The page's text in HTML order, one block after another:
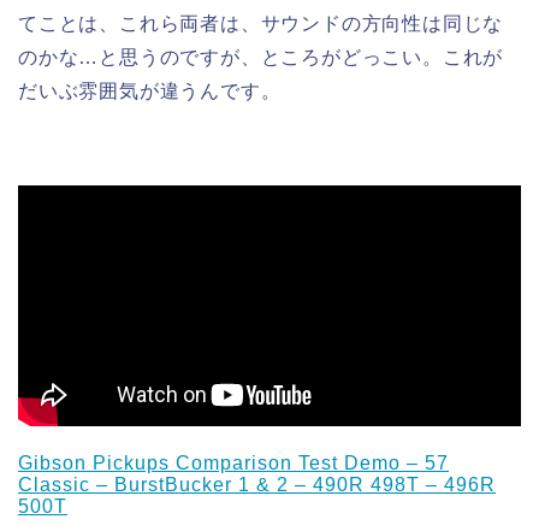
てことは、これら両者は、サウンドの方向性は同じな
のかな…と思うのですが、ところがどっこい。これが
だいぶ雰囲気が違うんです。
Gibson Pickups Comparison Test Demo – 57
Classic – BurstBucker 1 & 2 – 490R 498T – 496R
500T